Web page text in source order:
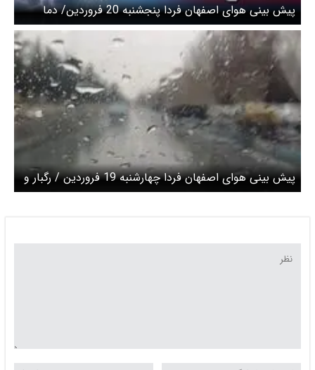
پیش بینی هوای اصفهان فردا پنجشنبه 20 فروردین/ دما
کاهش می‌یابد
پیش بینی هوای اصفهان فردا چهارشنبه 19 فروردین / رگبار و
رعد و برق در راه است